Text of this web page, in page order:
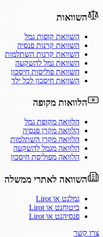
השוואות
השוואת קופות גמל
השוואת קרנות פנסיה
השוואת קרנות השתלמות
השוואת גמל להשקעה
השוואת פוליסות חיסכון
השוואת חיסכון לכל ילד
הלוואות מקופה
הלוואה מקופת גמל
הלוואה מקרן פנסיה
הלוואה מקרן השתלמות
הלוואה מגמל להשקעה
הלוואה מפוליסת חיסכון
השוואה לאתרי ממשלה
גמלנט או Lirot
ביטוחנט או Lirot
פנסיהנט או Lirot
צרו קשר